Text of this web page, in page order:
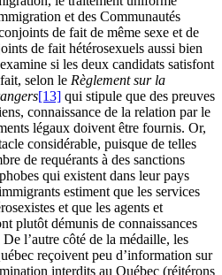
et des Communautés
de fait de même sexe et de
de fait hétérosexuels aussi bien
si les deux candidats satisfont
selon le Règlement sur la
[13] qui stipule que des preuves
connaissance de la relation par le
légaux doivent être fournis. Or,
considérable, puisque de telles
de requérants à des sanctions
qui existent dans leur pays
estiment que les services
et que les agents et
plutôt démunis de connaissances
l’autre côté de la médaille, les
reçoivent peu d’information sur
interdits au Québec (réitérons